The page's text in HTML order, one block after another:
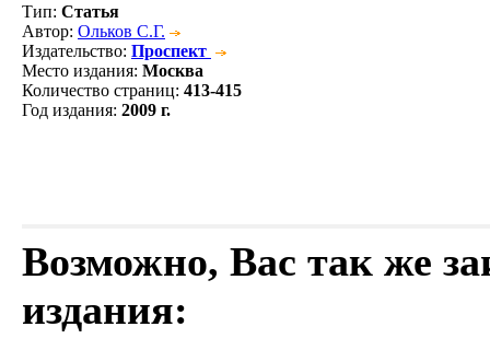
Тип: Статья
Автор: Ольков С.Г.
Издательство: Проспект
Место издания: Москва
Количество страниц: 413-415
Год издания: 2009 г.
Возможно, Вас так же
издания: